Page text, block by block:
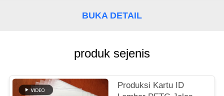
PERMINTAAN
PRIVACY
BUKA DETAIL
produk sejenis
Produksi Kartu ID